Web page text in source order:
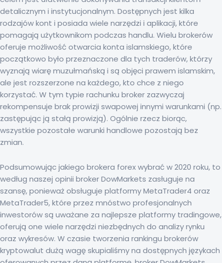
detalicznym i instytucjonalnym. Dostępnych jest kilka
rodzajów kont i posiada wiele narzędzi i aplikacji, które
pomagają użytkownikom podczas handlu. Wielu brokerów
oferuje możliwość otwarcia konta islamskiego, które
początkowo było przeznaczone dla tych traderów, którzy
wyznają wiarę muzułmańską i są objęci prawem islamskim,
ale jest rozszerzone na każdego, kto chce z niego
korzystać. W tym typie rachunku broker zazwyczaj
rekompensuje brak prowizji swapowej innymi warunkami (np.
zastępując ją stałą prowizją). Ogólnie rzecz biorąc,
wszystkie pozostałe warunki handlowe pozostają bez
zmian.
Podsumowując jakiego brokera forex wybrać w 2020 roku, to
według naszej opinii broker DowMarkets zasługuje na
szansę, ponieważ obsługuje platformy MetaTrader4 oraz
MetaTrader5, które przez mnóstwo profesjonalnych
inwestorów są uważane za najlepsze platformy tradingowe,
oferują one wiele narzędzi niezbędnych do analizy rynku
oraz wykresów. W czasie tworzenia rankingu brokerów
kryptowalut dużą wagę skupialiśmy na dostępnych językach